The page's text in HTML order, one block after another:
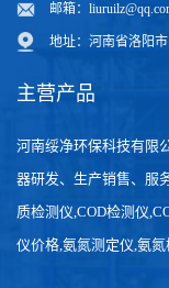
邮箱：
地址：河南省洛阳市
主营产品
河南绥净环保科技有限
器研发、生产销售、服
质检测仪,COD检测仪
仪价格,氨氮测定仪,氨